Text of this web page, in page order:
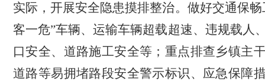
实际，开展安全隐患摸排整治。做好交通保
客一危”车辆、运输车辆超载超速、违规载人
口安全、道路施工安全等；重点排查乡镇主
道路等易拥堵路段安全警示标识、应急保障